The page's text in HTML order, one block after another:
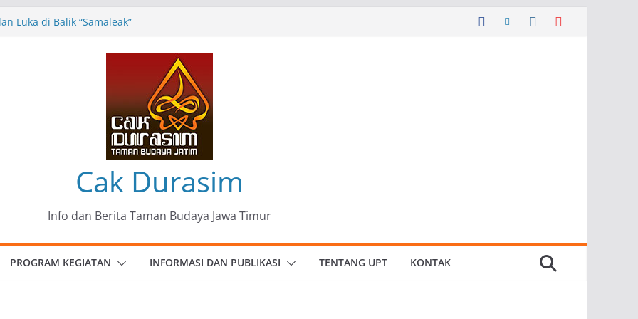
Luka di Balik “Samaleak”
Ungkapan Kritis Tentang Derita
Patria Seni Rupa Kota Blitar :
Menjadi Mantra Perlawanan
Cak Durasim
Info dan Berita Taman Budaya Jawa Timur
PROGRAM KEGIATAN INFORMASI DAN PUBLIKASI TENTANG UPT KONTAK